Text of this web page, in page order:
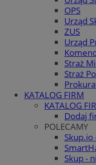
OPS
Urząd
ZUS
Urząd
Straż
Straż
KATALOG FIRM
KATALOG
Dodaj
POLECAMY
Skup -